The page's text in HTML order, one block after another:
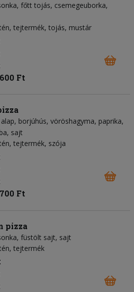
főtt tojás csemegeuborka
tejtermék, tojás, mustár
Ft
borjúhús vöröshagyma paprika
sajt
tejtermék, szója
Ft
pizza
füstölt sajt sajt
tejtermék